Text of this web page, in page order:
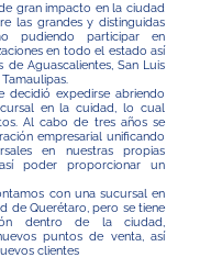
gran impacto en la ciudad
las grandes y distinguidas
pudiendo participar en
en todo el estado así
Aguascalientes, San Luis
decidió expedirse abriendo
en la cuidad, lo cual
Al cabo de tres años se
empresarial unificando
en nuestras propias
poder proporcionar un
con una sucursal en
de Querétaro, pero se tiene
dentro de la ciudad,
puntos de venta, así
clientes